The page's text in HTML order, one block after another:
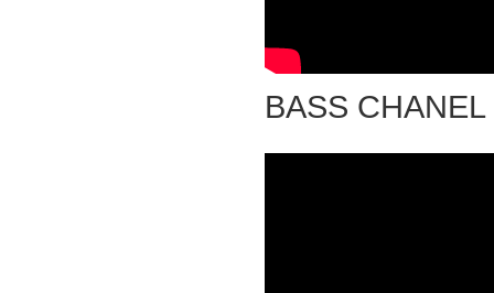
BASS CHANEL